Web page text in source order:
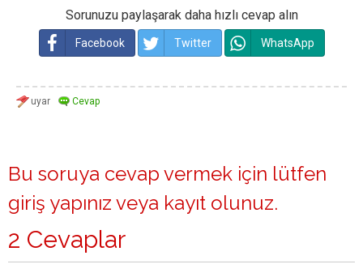
Sorunuzu paylaşarak daha hızlı cevap alın
Facebook Twitter WhatsApp
Bu soruya cevap vermek için lütfen
giriş yapınız veya kayıt olunuz.
2 Cevaplar